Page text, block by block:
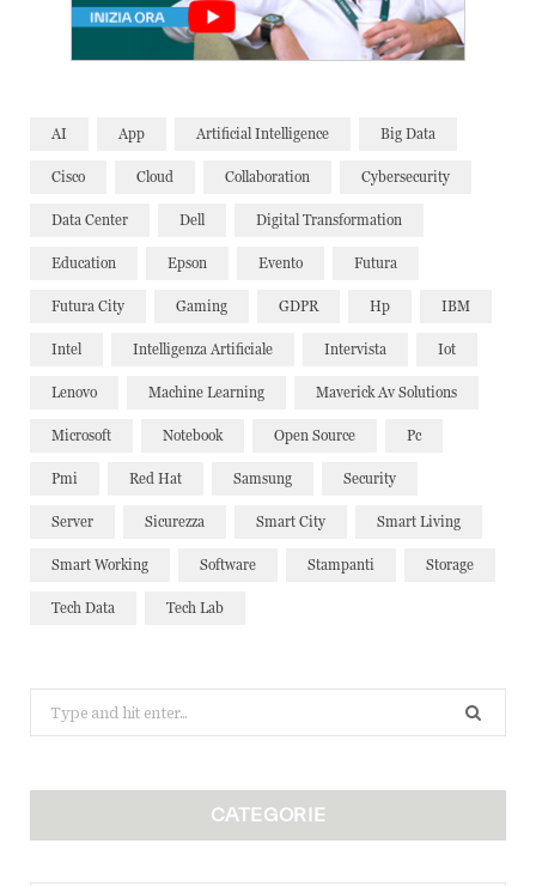
AI App Artificial Intelligence Big Data
Cisco Cloud Collaboration Cybersecurity
Data Center Dell Digital Transformation
Education Epson Evento Futura
Futura City Gaming GDPR Hp IBM
Intel Intelligenza Artificiale Intervista Iot
Lenovo Machine Learning Maverick Av Solutions
Microsoft Notebook Open Source Pc
Pmi Red Hat Samsung Security
Server Sicurezza Smart City Smart Living
Smart Working Software Stampanti Storage
Tech Data Tech Lab
for:
CATEGORIE